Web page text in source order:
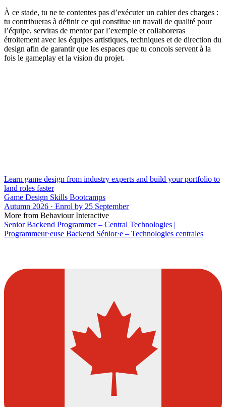
À ce stade, tu ne te contentes pas d’exécuter un cahier des charges :
tu contribueras à définir ce qui constitue un travail de qualité pour
l’équipe, serviras de mentor par l’exemple et collaboreras
étroitement avec les équipes artistiques, techniques et de direction du
design afin de garantir que les espaces que tu concois servent à la
fois le gameplay et la vision du projet.
Learn game design from industry experts and build your portfolio to
land roles faster
Game Design Skills Bootcamps
Autumn 2026 · Enrol by 25 September
More from Behaviour Interactive
Senior Backend Programmer – Central Technologies |
Programmeur·euse Backend Sénior·e – Technologies centrales